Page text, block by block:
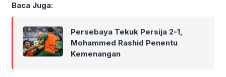
Baca Juga:
Persebaya Tekuk Persija 2-1,
Mohammed Rashid Penentu
Kemenangan